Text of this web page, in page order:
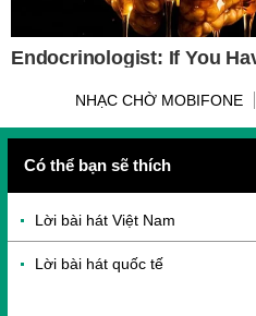
NHẠC CHỜ MOBIFONE
Có thể bạn sẽ thích
Lời bài hát Việt Nam
Lời bài hát quốc tế